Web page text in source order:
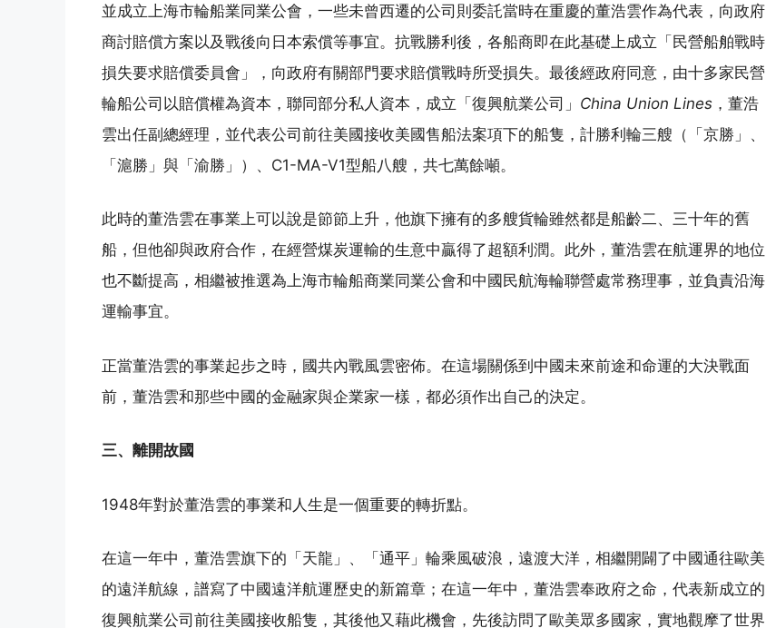
並成立上海市輪船業同業公會，一些未曾西遷的公司則委託當時在重慶的董浩雲作為代表，向政府
商討賠償方案以及戰後向日本索償等事宜。抗戰勝利後，各船商即在此基礎上成立「民營船舶戰時
損失要求賠償委員會」，向政府有關部門要求賠償戰時所受損失。最後經政府同意，由十多家民營
輪船公司以賠償權為資本，聯同部分私人資本，成立「復興航業公司」 China Union Lines ，董浩
雲出任副總經理，並代表公司前往美國接收美國售船法案項下的船隻，計勝利輪三艘（「京勝」、
「滬勝」與「渝勝」）、C1-MA-V1型船八艘，共七萬餘噸。
此時的董浩雲在事業上可以說是節節上升，他旗下擁有的多艘貨輪雖然都是船齡二、三十年的舊
船，但他卻與政府合作，在經營煤炭運輸的生意中贏得了超額利潤。此外，董浩雲在航運界的地位
也不斷提高，相繼被推選為上海市輪船商業同業公會和中國民航海輪聯營處常務理事，並負責沿海
運輸事宜。
正當董浩雲的事業起步之時，國共內戰風雲密佈。在這場關係到中國未來前途和命運的大決戰面
前，董浩雲和那些中國的金融家與企業家一樣，都必須作出自己的決定。
三、離開故國
1948年對於董浩雲的事業和人生是一個重要的轉折點。
在這一年中，董浩雲旗下的「天龍」、「通平」輪乘風破浪，遠渡大洋，相繼開闢了中國通往歐美
的遠洋航線，譜寫了中國遠洋航運歷史的新篇章；在這一年中，董浩雲奉政府之命，代表新成立的
復興航業公司前往美國接收船隻，其後他又藉此機會，先後訪問了歐美眾多國家，實地觀摩了世界